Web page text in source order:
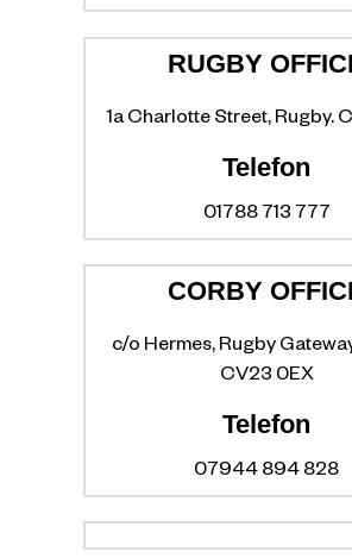
RUGBY
1a Charlotte Street, Rugby.
Telefon
01788 713 777
CORBY
c/o Hermes, Rugby
CV23 0EX
Telefon
07944 894 828